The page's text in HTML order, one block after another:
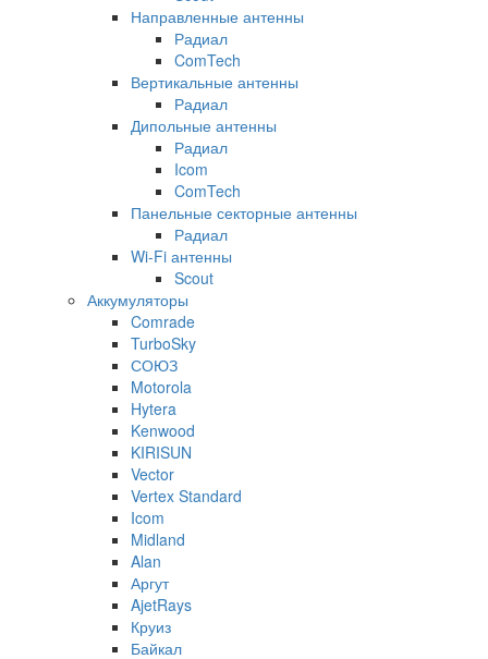
Направленные антенны
Радиал
ComTech
Вертикальные антенны
Радиал
Дипольные антенны
Радиал
Icom
ComTech
Панельные секторные антенны
Радиал
Wi-Fi антенны
Scout
Аккумуляторы
Comrade
TurboSky
СОЮЗ
Motorola
Hytera
Kenwood
KIRISUN
Vector
Vertex Standard
Icom
Midland
Alan
Аргут
AjetRays
Круиз
Байкал